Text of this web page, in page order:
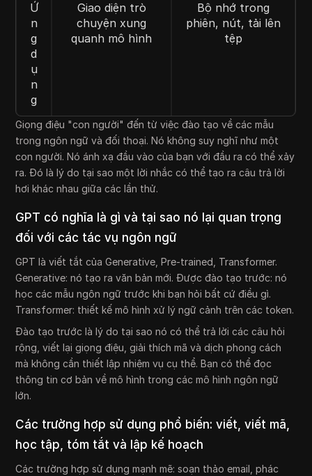
Ứ
n
g
d
ụ
n
g
Giao diện trò
chuyện xung
quanh mô hình
Bộ nhớ trong
phiên, nút, tải lên
tệp
Giọng điệu "con người" đến từ việc đào tạo về các mẫu
trong ngôn ngữ và đối thoại. Nó không suy nghĩ như một
con người. Nó ánh xạ đầu vào của bạn với đầu ra có thể xảy
ra. Đó là lý do tại sao một lời nhắc có thể tạo ra câu trả lời
hơi khác nhau giữa các lần thử.
GPT có nghĩa là gì và tại sao nó lại quan trọng
đối với các tác vụ ngôn ngữ
GPT là viết tắt của Generative, Pre-trained, Transformer.
Generative: nó tạo ra văn bản mới. Được đào tạo trước: nó
học các mẫu ngôn ngữ trước khi bạn hỏi bất cứ điều gì.
Transformer: thiết kế mô hình xử lý ngữ cảnh trên các token.
Đào tạo trước là lý do tại sao nó có thể trả lời các câu hỏi
rộng, viết lại giọng điệu, giải thích mã và dịch phong cách
mà không cần thiết lập nhiệm vụ cụ thể. Bạn có thể đọc
thông tin cơ bản về mô hình trong các mô hình ngôn ngữ
lớn.
Các trường hợp sử dụng phổ biến: viết, viết mã,
học tập, tóm tắt và lập kế hoạch
Các trường hợp sử dụng mạnh mẽ: soạn thảo email, phác